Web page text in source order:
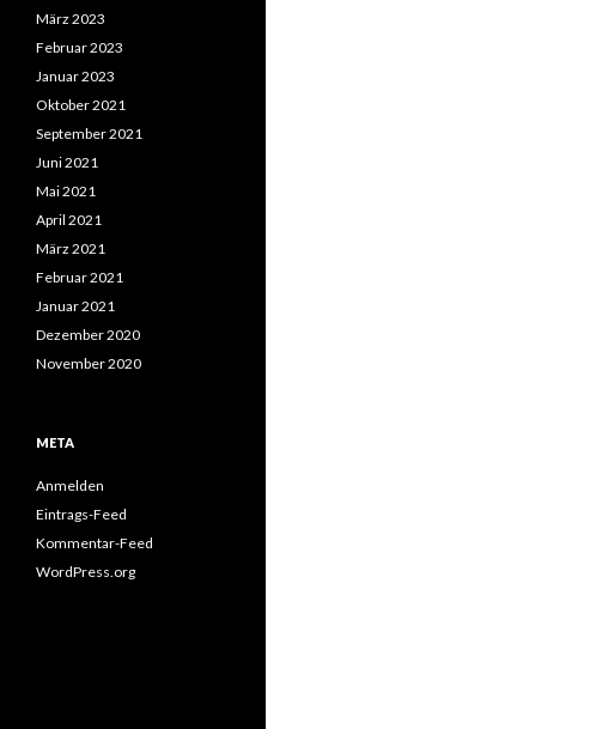
März 2023
Februar 2023
Januar 2023
Oktober 2021
September 2021
Juni 2021
Mai 2021
April 2021
März 2021
Februar 2021
Januar 2021
Dezember 2020
November 2020
META
Anmelden
Eintrags-Feed
Kommentar-Feed
WordPress.org